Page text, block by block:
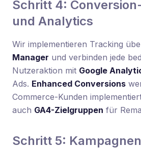
Schritt 4:
und Analytics
Wir implementieren Tracking
Manager und verbinden jede
Nutzeraktion mit Google
Ads. Enhanced Conversions
Commerce-Kunden
auch GA4-Zielgruppen für
Schritt 5: